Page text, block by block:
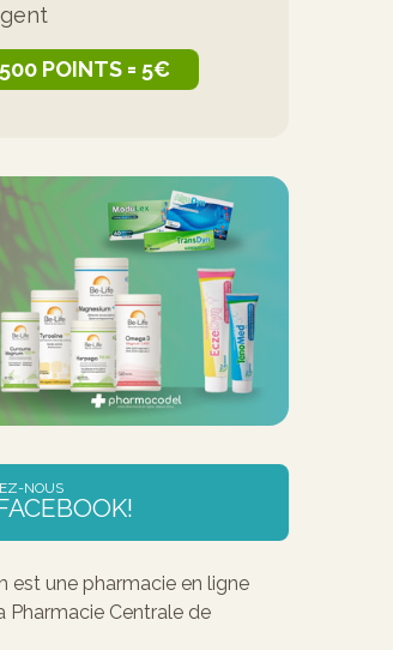
500 POINTS = 5€
NOUS
est une pharmacie en ligne
Pharmacie Centrale de